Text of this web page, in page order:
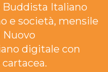
Italiano
e società, mensile
Nuovo
digitale con